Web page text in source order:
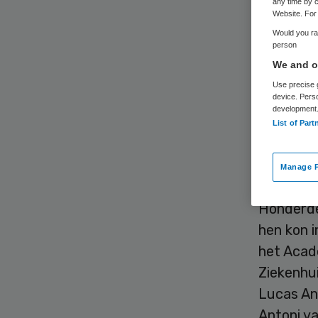
De
Het
hen kon
het
Lucas
Website.
Would you
person
We and
Use precise
device.
development.
List of
Manage